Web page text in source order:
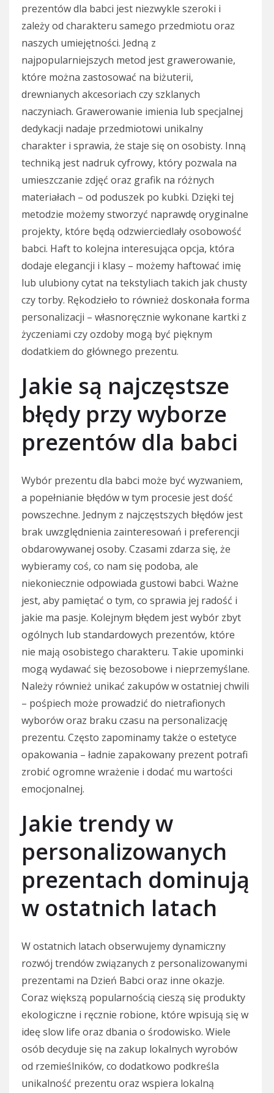
prezentów dla babci jest niezwykle szeroki i
zależy od charakteru samego przedmiotu oraz
naszych umiejętności. Jedną z
najpopularniejszych metod jest grawerowanie,
które można zastosować na biżuterii,
drewnianych akcesoriach czy szklanych
naczyniach. Grawerowanie imienia lub specjalnej
dedykacji nadaje przedmiotowi unikalny
charakter i sprawia, że staje się on osobisty. Inną
techniką jest nadruk cyfrowy, który pozwala na
umieszczanie zdjęć oraz grafik na różnych
materiałach – od poduszek po kubki. Dzięki tej
metodzie możemy stworzyć naprawdę oryginalne
projekty, które będą odzwierciedlały osobowość
babci. Haft to kolejna interesująca opcja, która
dodaje elegancji i klasy – możemy haftować imię
lub ulubiony cytat na tekstyliach takich jak chusty
czy torby. Rękodzieło to również doskonała forma
personalizacji – własnoręcznie wykonane kartki z
życzeniami czy ozdoby mogą być pięknym
dodatkiem do głównego prezentu.
Jakie są najczęstsze
błędy przy wyborze
prezentów dla babci
Wybór prezentu dla babci może być wyzwaniem,
a popełnianie błędów w tym procesie jest dość
powszechne. Jednym z najczęstszych błędów jest
brak uwzględnienia zainteresowań i preferencji
obdarowywanej osoby. Czasami zdarza się, że
wybieramy coś, co nam się podoba, ale
niekoniecznie odpowiada gustowi babci. Ważne
jest, aby pamiętać o tym, co sprawia jej radość i
jakie ma pasje. Kolejnym błędem jest wybór zbyt
ogólnych lub standardowych prezentów, które
nie mają osobistego charakteru. Takie upominki
mogą wydawać się bezosobowe i nieprzemyślane.
Należy również unikać zakupów w ostatniej chwili
– pośpiech może prowadzić do nietrafionych
wyborów oraz braku czasu na personalizację
prezentu. Często zapominamy także o estetyce
opakowania – ładnie zapakowany prezent potrafi
zrobić ogromne wrażenie i dodać mu wartości
emocjonalnej.
Jakie trendy w
personalizowanych
prezentach dominują
w ostatnich latach
W ostatnich latach obserwujemy dynamiczny
rozwój trendów związanych z personalizowanymi
prezentami na Dzień Babci oraz inne okazje.
Coraz większą popularnością cieszą się produkty
ekologiczne i ręcznie robione, które wpisują się w
ideę slow life oraz dbania o środowisko. Wiele
osób decyduje się na zakup lokalnych wyrobów
od rzemieślników, co dodatkowo podkreśla
unikalność prezentu oraz wspiera lokalną